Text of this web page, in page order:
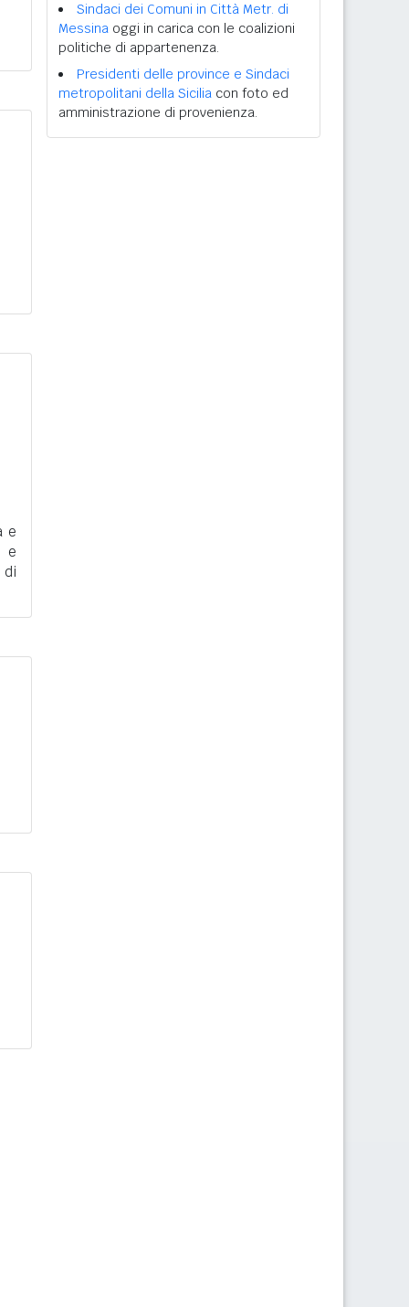
e
e
di
Sindaci dei Comuni in Città Metr. di
Messina oggi in carica con le coalizioni
politiche di appartenenza.
Presidenti delle province e Sindaci
metropolitani della Sicilia con foto ed
amministrazione di provenienza.